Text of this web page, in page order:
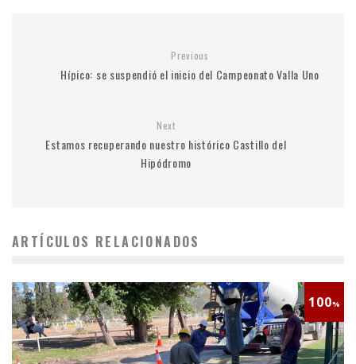
Previous
Hípico: se suspendió el inicio del Campeonato Valla Uno
Next
Estamos recuperando nuestro histórico Castillo del
Hipódromo
ARTÍCULOS RELACIONADOS
100%